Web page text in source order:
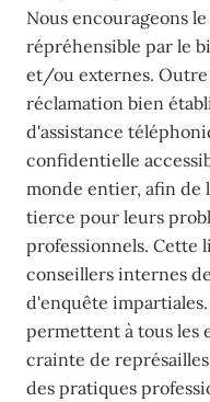
Nous encourageons
répréhensible par le
et/ou externes.
réclamation bien
d'assistance
confidentielle
monde entier, afin de
tierce pour leurs
professionnels. Cette
conseillers internes
d'enquête
permettent à tous les
crainte de
des pratiques